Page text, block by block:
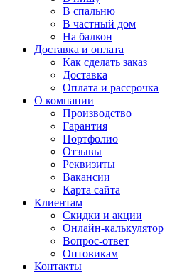
В спальню
В частный дом
На балкон
Доставка и оплата
Как сделать заказ
Доставка
Оплата и рассрочка
О компании
Производство
Гарантия
Портфолио
Отзывы
Реквизиты
Вакансии
Карта сайта
Клиентам
Скидки и акции
Онлайн-калькулятор
Вопрос-ответ
Оптовикам
Контакты